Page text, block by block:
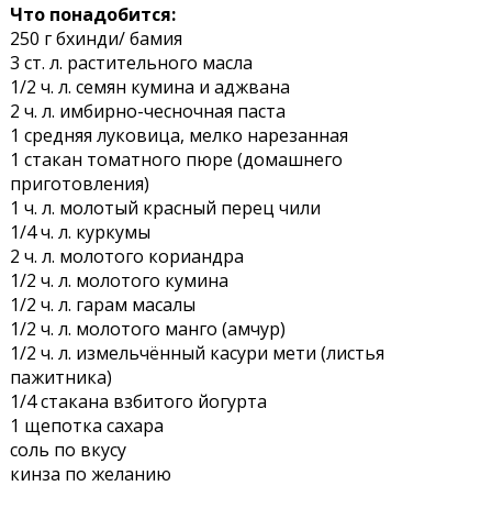
Что понадобится:
250 г бхинди/ бамия
3 ст. л. растительного масла
1/2 ч. л. семян кумина и аджвана
2 ч. л. имбирно-чесночная паста
1 средняя луковица, мелко нарезанная
1 стакан томатного пюре (домашнего
приготовления)
1 ч. л. молотый красный перец чили
1/4 ч. л. куркумы
2 ч. л. молотого кориандра
1/2 ч. л. молотого кумина
1/2 ч. л. гарам масалы
1/2 ч. л. молотого манго (амчур)
1/2 ч. л. измельчённый касури мети (листья
пажитника)
1/4 стакана взбитого йогурта
1 щепотка сахара
соль по вкусу
кинза по желанию